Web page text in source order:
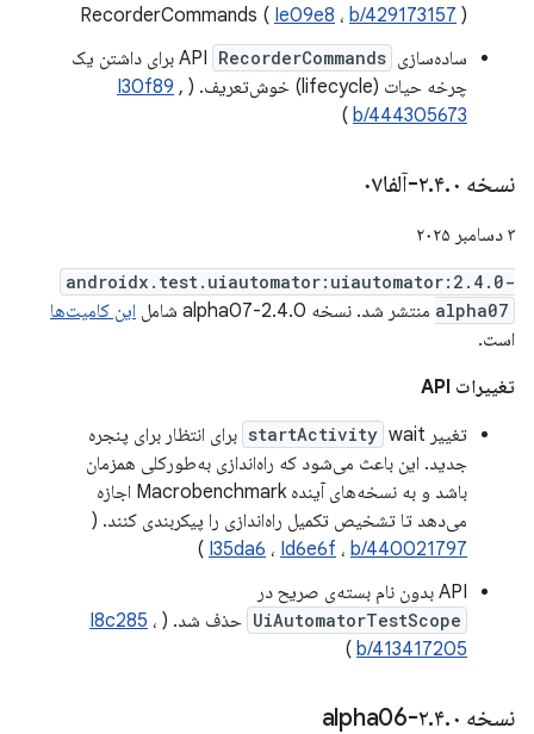
RecorderCommands ( Ie09e8 ، b/429173157 )
ساده‌سازی API RecorderCommands
برای داشتن یک
چرخه حیات (lifecycle) خوش‌تعریف. (
I30f89 ,
b/444305673
)
نسخه ۲ .۴.۰-آلفا۰۷
۳ دسامبر ۲۰۲۵
androidx.test.uiautomator:uiautomator:2.4.0-
alpha07 منتشر شد. نسخه 2.4.0-alpha07 شامل
این کامیت‌ها
است.
تغییرات API
تغییر
startActivity wait برای انتظار برای پنجره
جدید. این باعث می‌شود که راه‌اندازی به‌طورکلی همزمان
باشد و به نسخه‌های آینده Macrobenchmark اجازه
می‌دهد تا تشخیص تکمیل راه‌اندازی را پیکربندی کنند. (
I35da6 ، Id6e6f ، b/440021797
)
API بدون نام بسته‌ی صریح در
UiAutomatorTestScope حذف شد. ( I8c285 ،
b/413417205
)
نسخه ۲ .۴.۰-alpha06